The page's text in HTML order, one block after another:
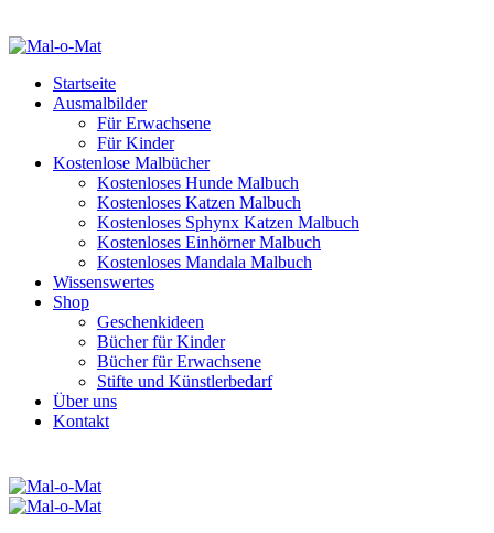
Startseite
Ausmalbilder
Für Erwachsene
Für Kinder
Kostenlose Malbücher
Kostenloses Hunde Malbuch
Kostenloses Katzen Malbuch
Kostenloses Sphynx Katzen Malbuch
Kostenloses Einhörner Malbuch
Kostenloses Mandala Malbuch
Wissenswertes
Shop
Geschenkideen
Bücher für Kinder
Bücher für Erwachsene
Stifte und Künstlerbedarf
Über uns
Kontakt